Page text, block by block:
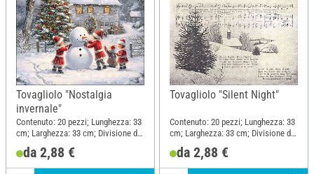
Tovagliolo "Nostalgia
invernale"
Contenuto: 20 pezzi; Lunghezza: 33
cm; Larghezza: 33 cm; Divisione del
motivo quarto motivo; Materiale:
Carta
da 2,88 €
Tovagliolo "Silent Night"
Contenuto: 20 pezzi; Lunghezza: 33
cm; Larghezza: 33 cm; Divisione del
motivo quarto motivo; Materiale:
Carta
da 2,88 €